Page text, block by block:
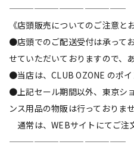
——————————————
《店頭販売についてのご注意と
●店頭でのご配送受付は承って
せていただいておりますので、
●当店は、CLUB OZONE のポイ
●上記セール期間以外、東京シ
ンス用品の物販は行っておりませ
通常は、WEBサイトにてご注
——————————————